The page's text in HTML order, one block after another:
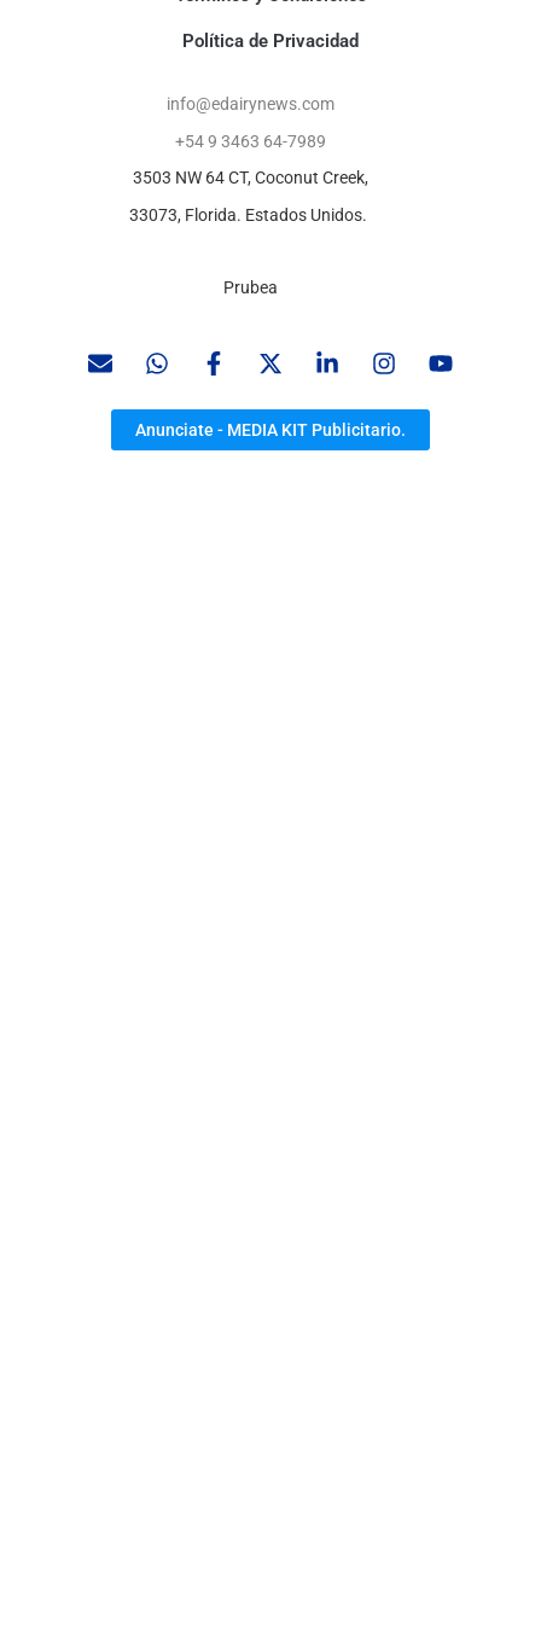
Política de Privacidad
info@edairynews.com
+54 9 3463 64-7989
3503 NW 64 CT, Coconut Creek,
33073, Florida. Estados Unidos.
Prubea
Anunciate - MEDIA KIT Publicitario.